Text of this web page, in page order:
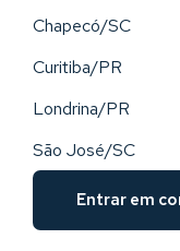
Chapecó/SC
Curitiba/PR
Londrina/PR
São José/SC
Entrar em